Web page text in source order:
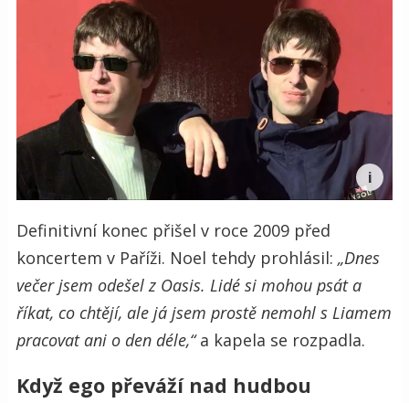
Definitivní konec přišel v roce 2009 před
koncertem v Paříži. Noel tehdy prohlásil: „Dnes
večer jsem odešel z Oasis. Lidé si mohou psát a
říkat, co chtějí, ale já jsem prostě nemohl s Liamem
pracovat ani o den déle,“a kapela se rozpadla.
Když ego převáží nad hudbou